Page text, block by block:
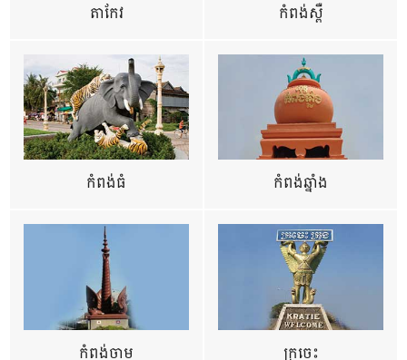
តាកែវ កំពង់ស្ពឺ
កំពង់ធំ កំពង់ឆ្នាំង
កំពង់ចាម ក្រចេះ